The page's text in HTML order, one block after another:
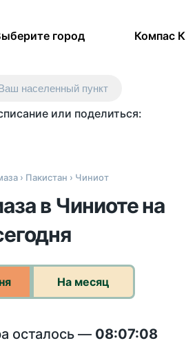
город Компас
населенный пункт
или поделиться:
› Пакистан › Чиниот
в Чиниоте на
На месяц
осталось — 08:07:08